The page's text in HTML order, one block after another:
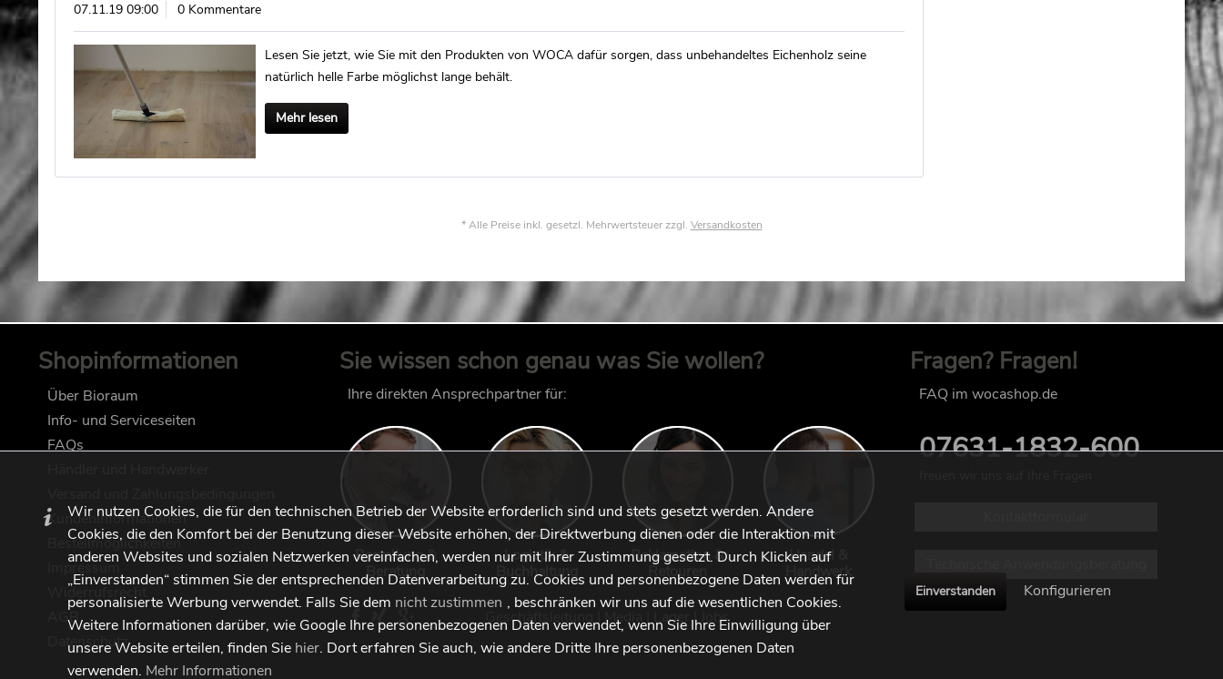
07.11.19 09:00 0 Kommentare
Lesen Sie jetzt, wie Sie mit den Produkten von WOCA dafür sorgen, dass unbehandeltes Eichenholz seine
natürlich helle Farbe möglichst lange behält.
Mehr lesen
* Alle Preise inkl. gesetzl. Mehrwertsteuer zzgl. Versandkosten
Shopinformationen
Über Bioraum
Info- und Serviceseiten
FAQs
Kundeninformationen
Bestellmöglichkeiten
Impressum
Widerrufsrecht
AGB
Datenschutz
Sie wissen schon genau was Sie wollen?
Ihre direkten Ansprechpartner für:
Bestellung &
Beratung
Logistik &
Buchhaltung
Reklamation &
Retouren
Handel &
Handwerk
Geschäftsleitung Media Lager | Jobs
Fragen? Fragen!
FAQ im wocashop.de
07631-1832-600
Wir nutzen Cookies, die für den technischen Betrieb der Website erforderlich sind und stets gesetzt werden. Andere
Cookies, die den Komfort bei der Benutzung dieser Website erhöhen, der Direktwerbung dienen oder die Interaktion mit
anderen Websites und sozialen Netzwerken vereinfachen, werden nur mit Ihrer Zustimmung gesetzt. Durch Klicken auf
„Einverstanden“ stimmen Sie der entsprechenden Datenverarbeitung zu. Cookies und personenbezogene Daten werden für
personalisierte Werbung verwendet. Falls Sie dem nicht zustimmen , beschränken wir uns auf die wesentlichen Cookies.
Weitere Informationen darüber, wie Google Ihre personenbezogenen Daten verwendet, wenn Sie Ihre Einwilligung über
unsere Website erteilen, finden Sie hier. Dort erfahren Sie auch, wie andere Dritte Ihre personenbezogenen Daten
verwenden. Mehr Informationen
Einverstanden Konfigurieren